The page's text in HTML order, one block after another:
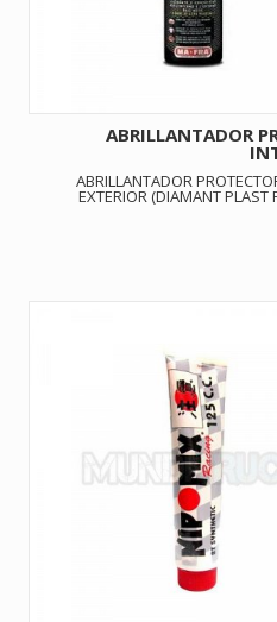
ABRILLANTADOR
ABRILLANTADOR
EXTERIOR (DIAMANT PLAST